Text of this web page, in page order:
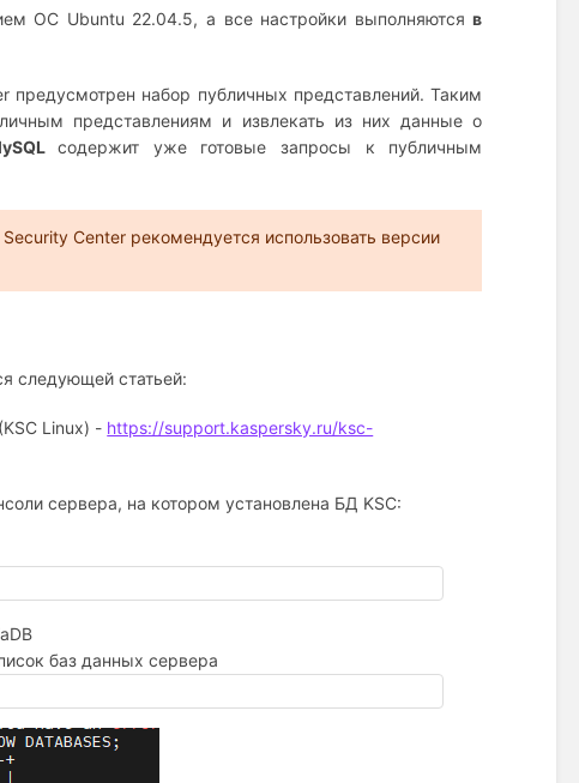
ОС Ubuntu 22.04.5, а все настройки выполняютсяв
предусмотрен набор публичных представлений. Таким
представлениям и извлекать из них данные о
содержит уже готовые запросы к публичным
Center рекомендуется использовать версии
следующей статьей:
Linux) - https://support.kaspersky.ru/ksc-
сервера, на котором установлена БД KSC:
баз данных сервера